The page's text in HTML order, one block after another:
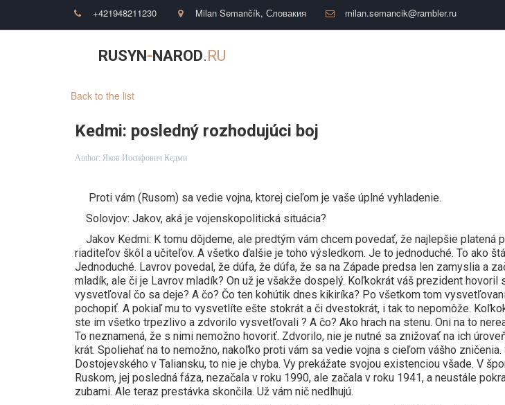
+421948211230 Milan Semančík, Словакия milan.semancik@rambler.ru
RUSYN-NAROD.RU
Back to the list
Kedmi: posledný rozhodujúci boj
Author: Яков Иосифович Кедми
Proti vám (Rusom) sa vedie vojna, ktorej cieľom je vaše úplné vyhladenie.
Solovjov: Jakov, aká je vojenskopolitická situácia?
Jakov Kedmi: K tomu dôjdeme, ale predtým vám chcem povedať, že najlepšie platená
riaditeľov škôl a učiteľov. A všetko ďalšie je toho výsledkom. Je to jednoduché. To ako
Jednoduché. Lavrov povedal, že dúfa, že dúfa, že sa na Západe predsa len zamyslia a
mladík, ale či je Lavrov mladík? On už je všakže dospelý. Koľkokrát váš prezident
vysvetľoval čo sa deje? A čo? Čo ten kohútik dnes kikiríka? Po všetkom tom
pochopiť. A pokiaľ mu to vysvetlíte ešte stokrát a či dvestokrát, i tak to nepomôže.
ste im všetko trpezlivo a zdvorilo vysvetľovali ? A čo? Ako hrach na stenu. Oni na to
To neznamená, že s nimi nemožno hovoriť. Zdvorilo, nie je nutné sa znižovať na ich
krát. Spoliehať na to nemožno, nakoľko proti vám sa vedie vojna s cieľom vášho
Dostojevského v Taliansku, to nie je chyba. Vy prekážate svojou existenciou všade. V
Ruskom, jej posledná fáza, nezačala v roku 1990, ale začala v roku 1941, a neustále
zubami. Ale teraz prestávka skončila. Už vám nič nedlhujú.